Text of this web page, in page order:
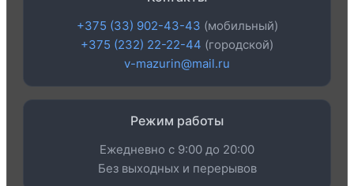
+375 (33) 902-43-43 (мобильный)
+375 (232) 22-22-44 (городской)
v-mazurin@mail.ru
Режим работы
Ежедневно с 9:00 до 20:00
Без выходных и перерывов